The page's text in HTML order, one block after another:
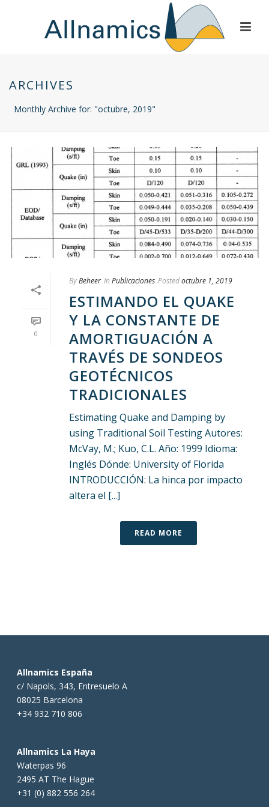
ARCHIVES
Monthly Archive for: "octubre, 2019"
0
ByBeheer In Publicaciones Postedoctubre 1, 2019
ESTIMANDO EL QUAKE
Y LA CONSTANTE DE
AMORTIGUACIÓN A
TRAVÉS DE SONDEOS
GEOTÉCNICOS
TRADICIONALES
Estimating Quake and Damping by
using Traditional Soil Testing Autores:
McVay, M.; Kuo, C.L. Año: 1999 Idioma:
Inglés Dónde: University of Florida
INTRODUCCIÓN: La hinca por impacto
altera el [...]
READ MORE
Allnamics España
c/ Napols, 343, Entresuelo A
08025 Barcelona
+34 932 710 806
Allnamics La Haya
Waterpas 96
2495 AT The Hague
+31 (0) 882 556 264